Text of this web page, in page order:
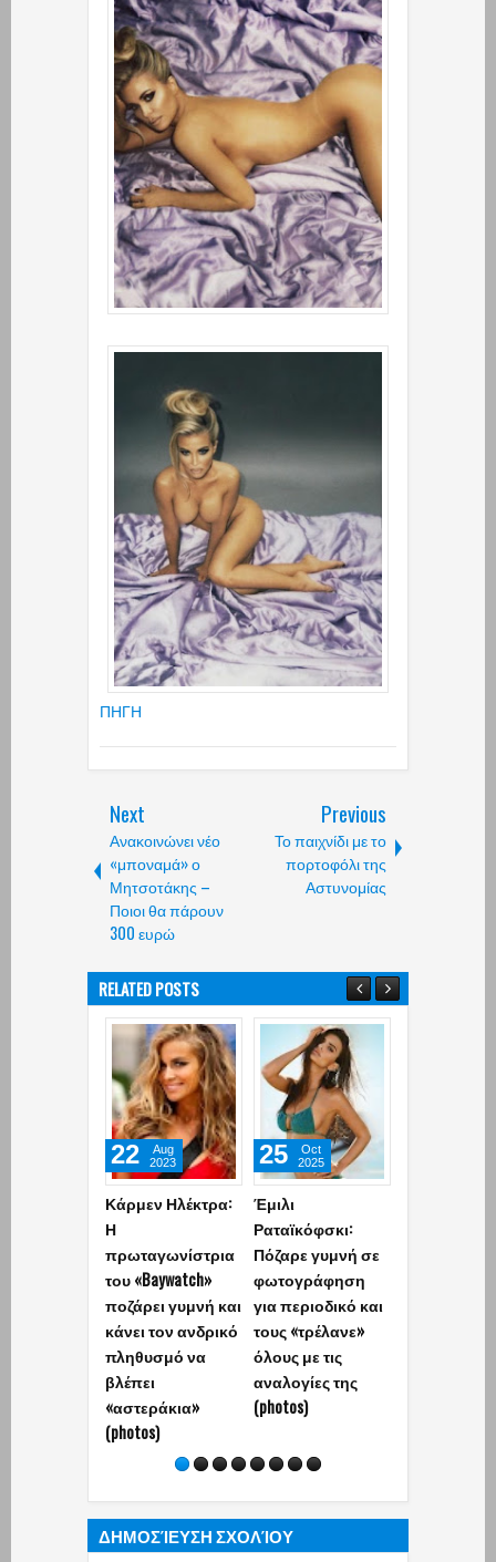
ΠΗΓΗ
Next
Ανακοινώνει νέο
«μποναμά» ο
Μητσοτάκης –
Ποιοι θα πάρουν
300 ευρώ
Previous
Το παιχνίδι με το
πορτοφόλι της
Αστυνομίας
RELATED POSTS
Κάρμεν Ηλέκτρα:
Η
πρωταγωνίστρια
του «Baywatch»
ποζάρει γυμνή και
κάνει τον ανδρικό
πληθυσμό να
βλέπει
«αστεράκια»
(photos)
22
Aug
2023
Έμιλι
Ραταϊκόφσκι:
Πόζαρε γυμνή σε
φωτογράφηση
για περιοδικό και
τους «τρέλανε»
όλους με τις
αναλογίες της
(photos)
25
Oct
2025
ΔΗΜΟΣΊΕΥΣΗ ΣΧΟΛΊΟΥ